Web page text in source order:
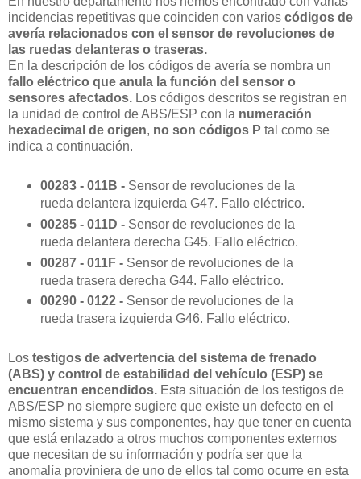
incidencias repetitivas que coinciden con varios códigos de
avería relacionados con el sensor de revoluciones de
las ruedas delanteras o traseras.
En la descripción de los códigos de avería se nombra un
fallo eléctrico que anula la función del sensor o
sensores afectados. Los códigos descritos se registran en
la unidad de control de ABS/ESP con la numeración
hexadecimal de origen, no son códigos P tal como se
indica a continuación.
00283 - 011B -Sensor de revoluciones de la
rueda delantera izquierda G47. Fallo eléctrico.
00285 - 011D -Sensor de revoluciones de la
rueda delantera derecha G45. Fallo eléctrico.
00287 - 011F -Sensor de revoluciones de la
rueda trasera derecha G44. Fallo eléctrico.
00290 - 0122 -Sensor de revoluciones de la
rueda trasera izquierda G46. Fallo eléctrico.
Los testigos de advertencia del sistema de frenado
(ABS) y control de estabilidad del vehículo (ESP) se
encuentran encendidos. Esta situación de los testigos de
ABS/ESP no siempre sugiere que existe un defecto en el
mismo sistema y sus componentes, hay que tener en cuenta
que está enlazado a otros muchos componentes externos
que necesitan de su información y podría ser que la
anomalía proviniera de uno de ellos tal como ocurre en esta